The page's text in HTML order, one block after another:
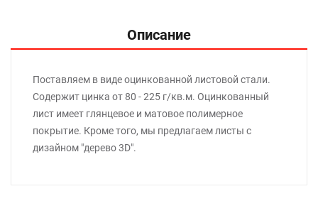
Описание
Поставляем в виде оцинкованной листовой стали.
Содержит цинка от 80 - 225 г/кв.м. Оцинкованный
лист имеет глянцевое и матовое полимерное
покрытие. Кроме того, мы предлагаем листы с
дизайном "дерево 3D".